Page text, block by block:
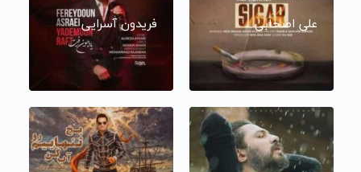
علی اصحابی فریدون آسرایی